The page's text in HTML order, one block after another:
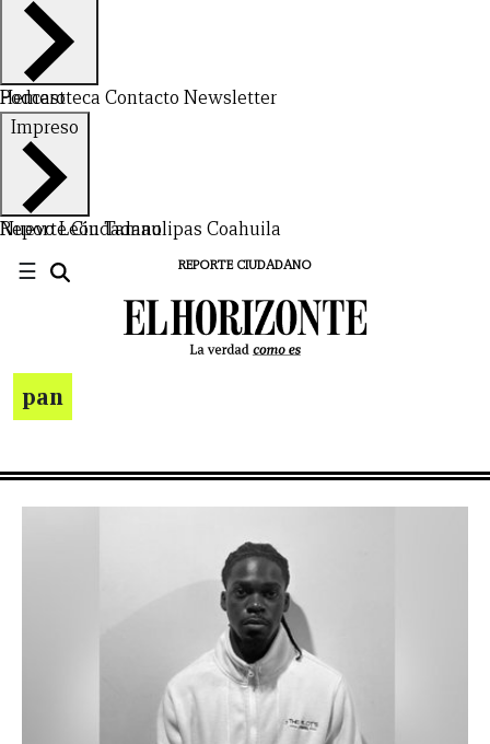
Hemeroteca Contacto Newsletter
Podcast
Impreso
Nuevo LeónTamaulipas Coahuila
Reporte Ciudadano
☰ REPORTE CIUDADANO
pan